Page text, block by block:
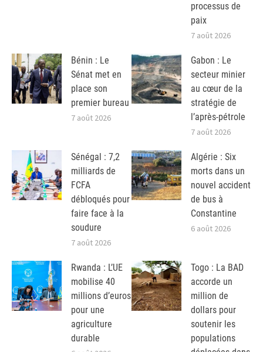
processus de
paix
7 août 2026
Bénin : Le
Sénat met en
place son
premier bureau
7 août 2026
Gabon : Le
secteur minier
au cœur de la
stratégie de
l’après-pétrole
7 août 2026
Sénégal : 7,2
milliards de
FCFA
débloqués pour
faire face à la
soudure
7 août 2026
Algérie : Six
morts dans un
nouvel accident
de bus à
Constantine
6 août 2026
Rwanda : L’UE
mobilise 40
millions d’euros
pour une
agriculture
durable
Togo : La BAD
accorde un
million de
dollars pour
soutenir les
populations